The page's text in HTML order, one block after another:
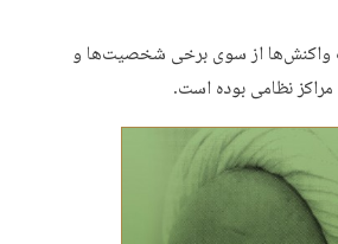
واکنش‌ها از سوی برخی شخصیت‌ها و
نظامی بوده است.